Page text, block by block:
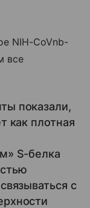
NIH-CoVnb-
все
показали,
как плотная
S-белка
с